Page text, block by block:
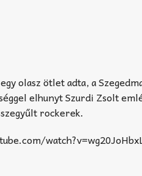
olasz ötlet adta, a
elhunyt Szurdi Zsolt
rockerek.